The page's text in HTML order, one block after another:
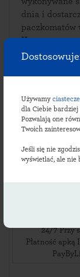
Używamy
dla Ciebie bardziej
Pozwalają one
Twoich
Jeśli się nie
wyświetlać, ale nie
dnia i
paczkomatów
Kornem.
24/7 Przy
Płatność apką